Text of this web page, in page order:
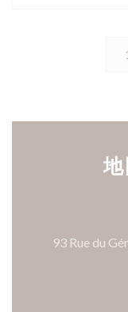
93 Rue du